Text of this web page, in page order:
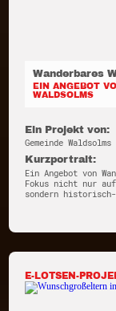
Wanderbares
EIN ANGEBOT
WALDSOLMS
Ein Projekt von:
Gemeinde Waldsolms
Kurzportrait:
Ein Angebot von
Fokus nicht nur
sondern
E-LOTSEN-